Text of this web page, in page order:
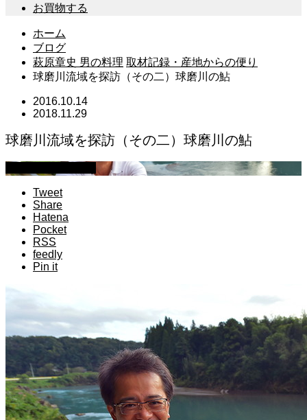
お買物する
ホーム
ブログ
萩原章史 男の料理 取材記録・産地からの便り
球磨川流域を探訪（その二）球磨川の鮎
2016.10.14
2018.11.29
球磨川流域を探訪（その二）球磨川の鮎
Tweet
Share
Hatena
Pocket
RSS
feedly
Pin it